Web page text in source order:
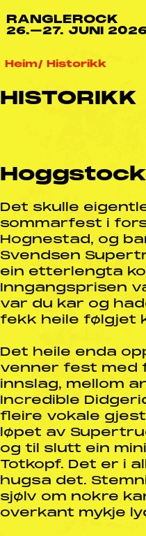
RANGLEROCK
26.–27. JUNI
Heim Historikk
HISTORIKK
Det skulle
sommarfest i
Hognestad, og
Svendsen
ein etterlengta
Inngangsprisen
var du kar og
fekk heile følgjet
Det heile enda
venner fest med
innslag, mellom
Incredible
fleire vokale
løpet av
og til slutt ein
Totkopf. Det er i
hugsa det.
sjølv om nokre
overkant mykje